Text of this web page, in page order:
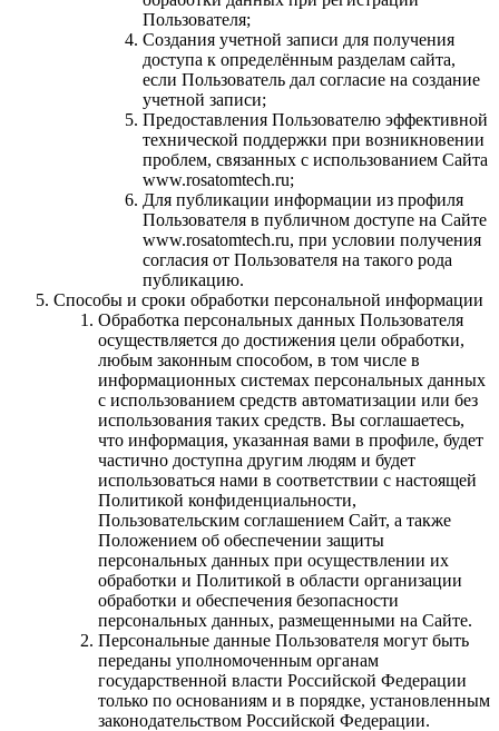
Пользователя;
Создания учетной записи для получения
доступа к определённым разделам сайта,
если Пользователь дал согласие на создание
учетной записи;
Предоставления Пользователю эффективной
технической поддержки при возникновении
проблем, связанных с использованием Сайта
www.rosatomtech.ru;
Для публикации информации из профиля
Пользователя в публичном доступе на Сайте
www.rosatomtech.ru, при условии получения
согласия от Пользователя на такого рода
публикацию.
Способы и сроки обработки персональной информации
Обработка персональных данных Пользователя
осуществляется до достижения цели обработки,
любым законным способом, в том числе в
информационных системах персональных данных
с использованием средств автоматизации или без
использования таких средств. Вы соглашаетесь,
что информация, указанная вами в профиле, будет
частично доступна другим людям и будет
использоваться нами в соответствии с настоящей
Политикой конфиденциальности,
Пользовательским соглашением Сайт, а также
Положением об обеспечении защиты
персональных данных при осуществлении их
обработки и Политикой в области организации
обработки и обеспечения безопасности
персональных данных, размещенными на Сайте.
Персональные данные Пользователя могут быть
переданы уполномоченным органам
государственной власти Российской Федерации
только по основаниям и в порядке, установленным
законодательством Российской Федерации.